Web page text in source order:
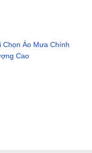
Chọn Áo Mưa Chính
Cao